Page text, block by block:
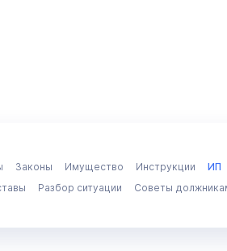
Законы Имущество Инструкции
ИП
Разбор ситуации
Советы